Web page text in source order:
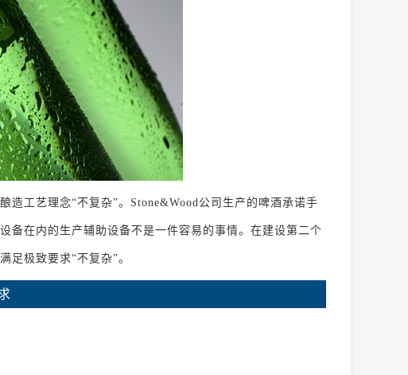
造工艺理念“不复杂”。Stone&Wood公司生产的啤酒承诺手
备在内的生产辅助设备不是一件容易的事情。在建设第二个
足极致要求“不复杂”。